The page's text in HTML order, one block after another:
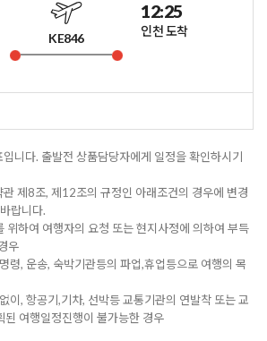
KE846
12:25
인천 도착
니다. 출발전 상품담당자에게 일정을 확인하시기
제8조, 제12조의 규정인 아래조건의 경우에 변경
랍니다.
위하여 여행자의 요청 또는 현지사정에 의하여 부득
우
령, 운송, 숙박기관등의 파업,휴업등으로 여행의 목
이, 항공기,기차, 선박등 교통기관의 연발착 또는 교
된 여행일정진행이 불가능한 경우